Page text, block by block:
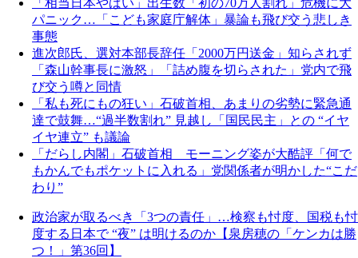
パニック…「こども家庭庁解体」暴論も飛び交う悲しき
事態
進次郎氏、選対本部長辞任「2000万円送金」知らされず
「森山幹事長に激怒」「詰め腹を切らされた」党内で飛
び交う噂と同情
「私も死にもの狂い」石破首相、あまりの劣勢に緊急通
達で鼓舞…“過半数割れ” 見越し「国民民主」との “イヤ
イヤ連立” も議論
「だらし内閣」石破首相 モーニング姿が大酷評「何で
もかんでもポケットに入れる」党関係者が明かした“こだ
わり”
政治家が取るべき「3つの責任」…検察も忖度、国税も忖
度する日本で “夜” は明けるのか【泉房穂の「ケンカは勝
つ！」第36回】